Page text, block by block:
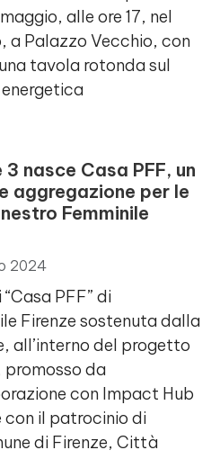
alle ore 17, nel
a Palazzo Vecchio, con
tavola rotonda sul
nasce Casa PFF, un
aggregazione per le
Femminile
2024
PFF” di
Firenze sostenuta dalla
all’interno del progetto
promosso da
con Impact Hub
con il patrocinio di
di Firenze, Città